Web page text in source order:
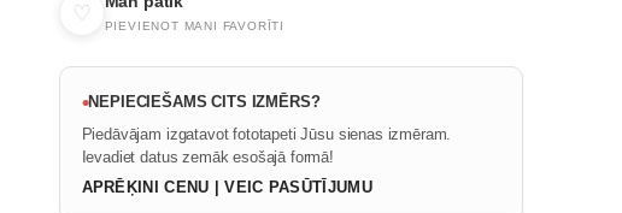
♡
PIEVIENOT MANI FAVORĪTI
•NEPIECIEŠAMS CITS IZMĒRS?
Piedāvājam izgatavot fototapeti Jūsu sienas izmēram.
Ievadiet datus zemāk esošajā formā!
APRĒĶINI CENU | VEIC PASŪTĪJUMU